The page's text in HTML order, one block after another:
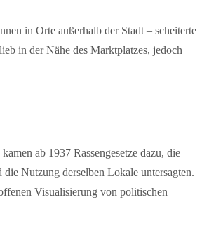
in Orte außerhalb der Stadt – scheiterte
in der Nähe des Marktplatzes, jedoch
ab 1937 Rassengesetze dazu, die
Nutzung derselben Lokale untersagten.
Visualisierung von politischen